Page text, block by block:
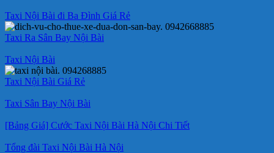
Taxi Nội Bài đi Ba Đình Giá Rẻ
Taxi Ra Sân Bay Nội Bài
Taxi Nội Bài
Taxi Nội Bài Giá Rẻ
Taxi Sân Bay Nội Bài
[Bảng Giá] Cước Taxi Nội Bài Hà Nội Chi Tiết
Tổng đài Taxi Nội Bài Hà Nội